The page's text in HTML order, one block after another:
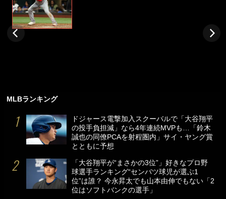
MLBランキング
ドジャース電撃加入スクーバルで「大谷翔平
の投手負担減」なら4年連続MVPも…「鈴木
誠也の同僚PCAを射程圏内」サイ・ヤング賞
とともに予想
「大谷翔平が“まさかの3位”」好きなプロ野
球選手ランキング“センバツ球児が選ぶ1
位”は誰？ 今永昇太でも山本由伸でもない「2
位はソフトバンクの選手」